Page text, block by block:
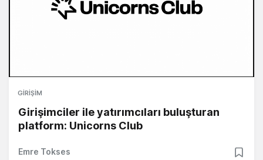
GIRIŞIM
Girişimciler ile yatırımcıları buluşturan
platform: Unicorns Club
Emre Tokses